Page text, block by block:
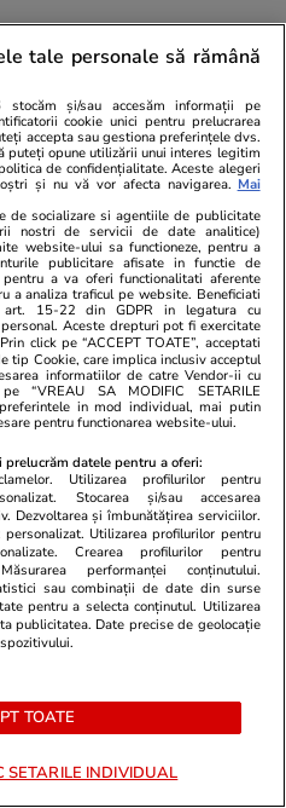
Manole
în
Jr.
Doliu uriaș
Kevin
Balonului
de ani,
Exclusiv
09:02
20 iul.
au
au fost
tale personale să rămână
stocăm și/sau accesăm informații pe
cookie unici pentru prelucrarea
accepta sau gestiona preferințele dvs.
puteți opune utilizării unui interes legitim
de confidențialitate. Aceste alegeri
și nu vă vor afecta navigarea. Mai
de socializare si agentiile de publicitate
nostri de servicii de date analitice)
website-ului sa functioneze, pentru a
publicitare afisate in functie de
a va oferi functionalitati aferente
a analiza traficul pe website. Beneficiati
15-22 din GDPR in legatura cu
Aceste drepturi pot fi exercitate
click pe “ACCEPT TOATE”, acceptati
tip Cookie, care implica inclusiv acceptul
informatiilor de catre Vendor-ii cu
“VREAU SA MODIFIC SETARILE
in mod individual, mai putin
pentru functionarea website-ului.
datele pentru a oferi:
Utilizarea profilurilor pentru
Stocarea și/sau accesarea
Dezvoltarea și îmbunătățirea serviciilor.
Utilizarea profilurilor pentru
Crearea profilurilor pentru
performanței conținutului.
sau combinații de date din surse
pentru a selecta conținutul. Utilizarea
publicitatea. Date precise de geolocație
TOATE
SETARILE INDIVIDUAL